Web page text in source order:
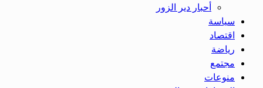
أحبار دير الزور
سياسة
اقتصاد
رياضة
مجتمع
منوعات